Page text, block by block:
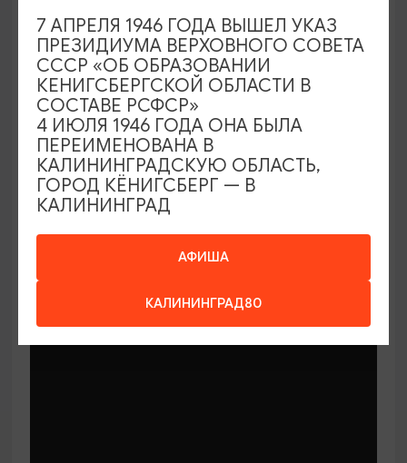
МАСТЕР-КЛАССЫ
Мастер-классы по керамике Елены
Бодяковой
Калининград, ул. Баранова, 45
АФИША
КАЛИНИНГРАД80
7 АПРЕЛЯ 1946 ГОДА ВЫШЕЛ УКАЗ
ПРЕЗИДИУМА ВЕРХОВНОГО СОВЕТА
СССР «ОБ ОБРАЗОВАНИИ
КЕНИГСБЕРГСКОЙ ОБЛАСТИ В
СОСТАВЕ РСФСР»
4 ИЮЛЯ 1946 ГОДА ОНА БЫЛА
ПЕРЕИМЕНОВАНА В
КАЛИНИНГРАДСКУЮ ОБЛАСТЬ,
ГОРОД КЁНИГСБЕРГ — В
КАЛИНИНГРАД